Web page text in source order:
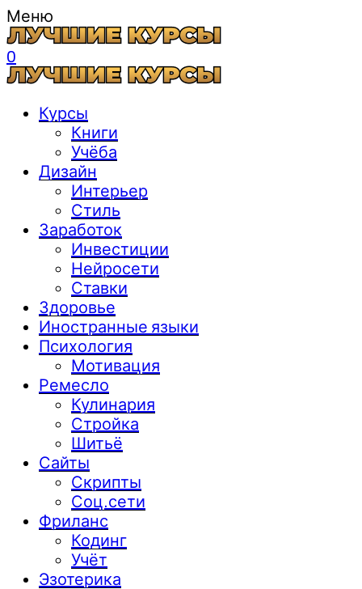
Меню
0
Курсы
Книги
Учёба
Дизайн
Интерьер
Стиль
Заработок
Инвестиции
Нейросети
Ставки
Здоровье
Иностранные языки
Психология
Мотивация
Ремесло
Кулинария
Стройка
Шитьё
Сайты
Скрипты
Соц.сети
Фриланс
Кодинг
Учёт
Эзотерика